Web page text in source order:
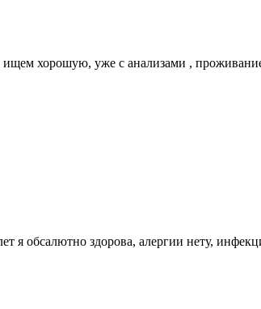
хорошую, уже с анализами ,
я обсалютно здорова, алергии нету,